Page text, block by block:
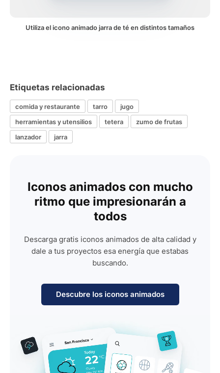
Utiliza el icono animado jarra de té en distintos tamaños
Etiquetas relacionadas
comida y restaurante tarro
jugo
herramientas y utensilios
tetera
zumo de frutas
lanzador
jarra
Iconos animados con mucho
ritmo que impresionarán a
todos
Descarga gratis iconos animados de alta calidad y
dale a tus proyectos esa energía que estabas
buscando.
Descubre los iconos animados